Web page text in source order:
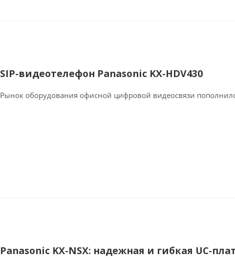
SIP-видеотелефон Panasonic KX-HDV430
Рынок оборудования офисной цифровой видеосвязи
Panasonic KX-NSX: надежная и гибкая UC-